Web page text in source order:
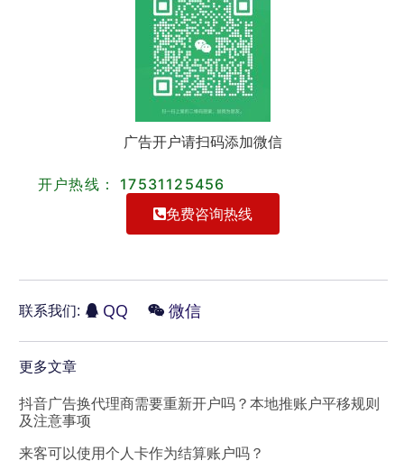
广告开户请扫码添加微信
开户热线： 17531125456
免费咨询热线
联系我们: QQ 微信
更多文章
抖音广告换代理商需要重新开户吗？本地推账户平移规则
及注意事项
来客可以使用个人卡作为结算账户吗？